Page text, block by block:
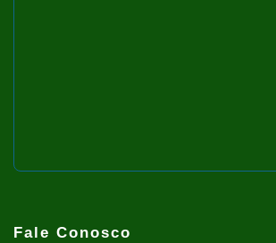
Fale Conosco